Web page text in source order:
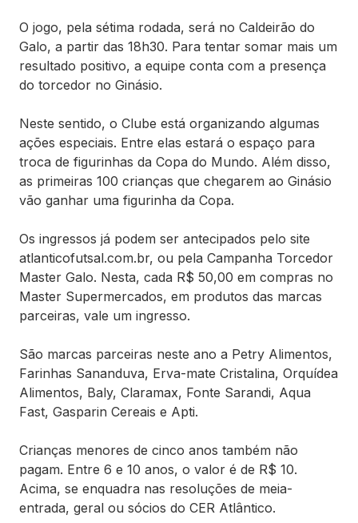
O jogo, pela sétima rodada, será no Caldeirão do
Galo, a partir das 18h30. Para tentar somar mais um
resultado positivo, a equipe conta com a presença
do torcedor no Ginásio.
Neste sentido, o Clube está organizando algumas
ações especiais. Entre elas estará o espaço para
troca de figurinhas da Copa do Mundo. Além disso,
as primeiras 100 crianças que chegarem ao Ginásio
vão ganhar uma figurinha da Copa.
Os ingressos já podem ser antecipados pelo site
atlanticofutsal.com.br, ou pela Campanha Torcedor
Master Galo. Nesta, cada R$ 50,00 em compras no
Master Supermercados, em produtos das marcas
parceiras, vale um ingresso.
São marcas parceiras neste ano a Petry Alimentos,
Farinhas Sananduva, Erva-mate Cristalina, Orquídea
Alimentos, Baly, Claramax, Fonte Sarandi, Aqua
Fast, Gasparin Cereais e Apti.
Crianças menores de cinco anos também não
pagam. Entre 6 e 10 anos, o valor é de R$ 10.
Acima, se enquadra nas resoluções de meia-
entrada, geral ou sócios do CER Atlântico.